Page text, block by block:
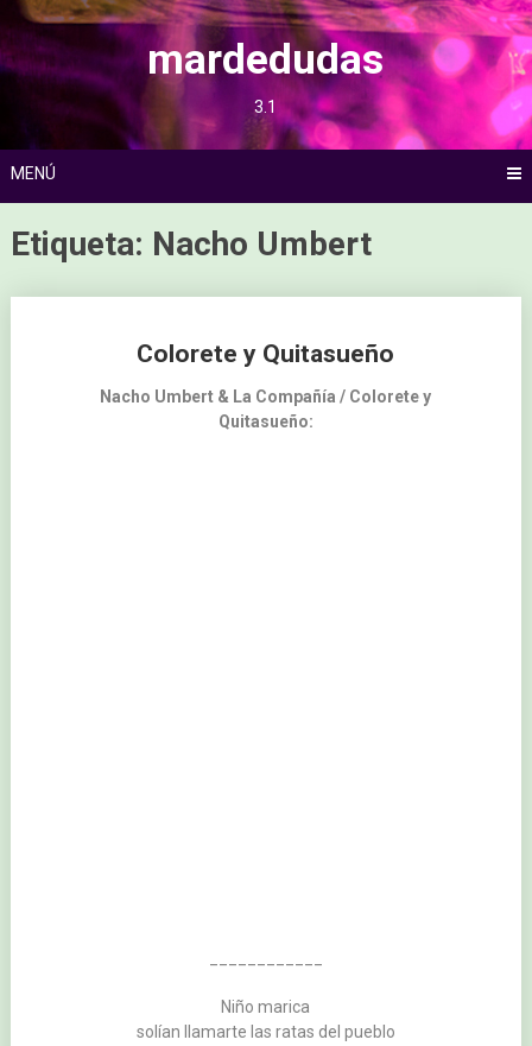
Saltar
contenido
mardedudas
3.1
MENÚ
Etiqueta: Nacho Umbert
Colorete y Quitasueño
Nacho Umbert & La Compañía / Colorete y
Quitasueño:
Niño marica
solían llamarte las ratas del pueblo